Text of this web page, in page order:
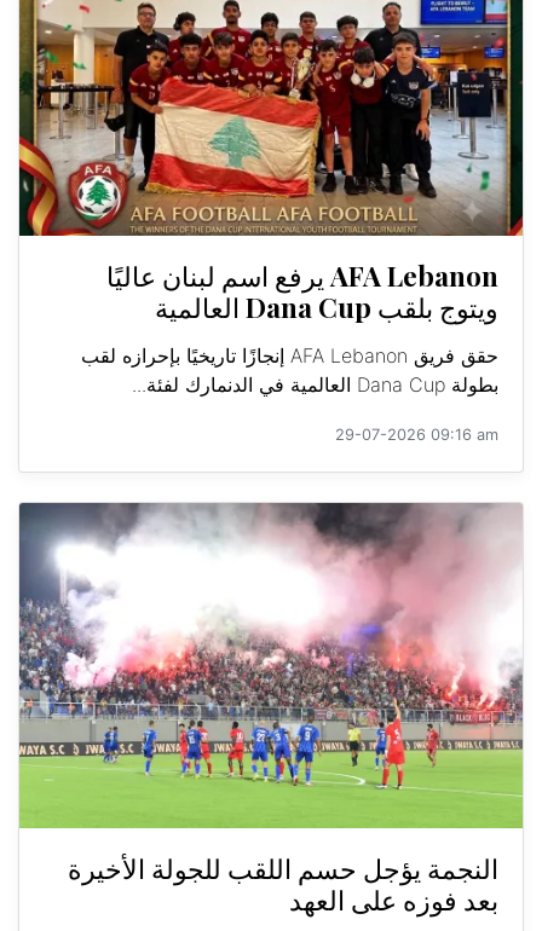
AFA Lebanon يرفع اسم لبنان عاليًا
ويتوج بلقب Dana Cup العالمية
حقق فريق AFA Lebanon إنجازًا تاريخيًا بإحرازه لقب
بطولة Dana Cup العالمية في الدنمارك لفئة...
29-07-2026 09:16 am
النجمة يؤجل حسم اللقب للجولة الأخيرة
بعد فوزه على العهد